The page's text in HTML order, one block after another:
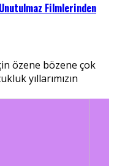
Filmlerinden
özene bözene çok
yıllarımızın